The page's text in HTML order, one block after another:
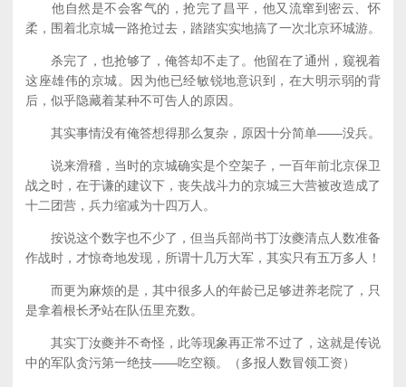
他自然是不会客气的，抢完了昌平，他又流窜到密云、怀
柔，围着北京城一路抢过去，踏踏实实地搞了一次北京环城游。
杀完了，也抢够了，俺答却不走了。他留在了通州，窥视着
这座雄伟的京城。因为他已经敏锐地意识到，在大明示弱的背
后，似乎隐藏着某种不可告人的原因。
其实事情没有俺答想得那么复杂，原因十分简单——没兵。
说来滑稽，当时的京城确实是个空架子，一百年前北京保卫
战之时，在于谦的建议下，丧失战斗力的京城三大营被改造成了
十二团营，兵力缩减为十四万人。
按说这个数字也不少了，但当兵部尚书丁汝夔清点人数准备
作战时，才惊奇地发现，所谓十几万大军，其实只有五万多人！
而更为麻烦的是，其中很多人的年龄已足够进养老院了，只
是拿着根长矛站在队伍里充数。
其实丁汝夔并不奇怪，此等现象再正常不过了，这就是传说
中的军队贪污第一绝技——吃空额。（多报人数冒领工资）